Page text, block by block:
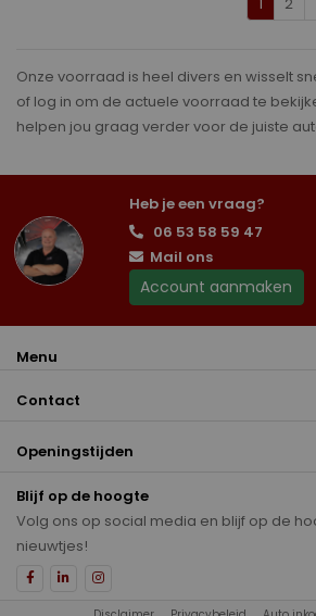
Onze voorraad is heel divers en wisselt
of log in om de actuele voorraad te
helpen jou graag verder voor de juiste
Heb je een vraag?
06 53 58 59 47
Mail ons
Account aanmaken
Menu
Contact
Openingstijden
Blijf op de hoogte
Volg ons op social media en blijf op de
nieuwtjes!